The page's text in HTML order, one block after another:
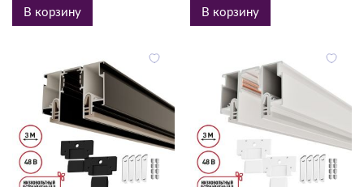
В корзину В корзину